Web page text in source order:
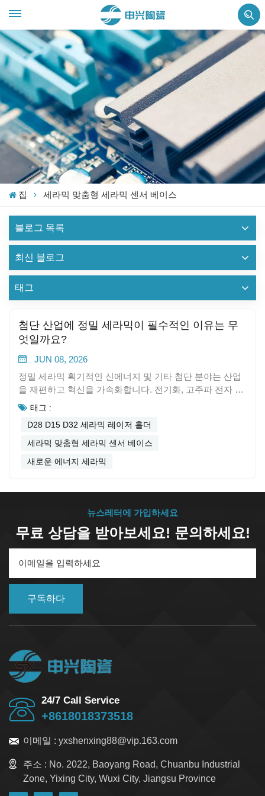
집 세라믹 맞춤형 세라믹 센서 베이스
블로그 목록
최신 블로그
태그
첨단 산업에 정밀 세라믹이 필수적인 이유는 무
엇일까요?
JUN 08, 2026
정밀 세라믹 획기적인 신에너지 및 기타 첨단 분야는 산업
을 재편하고 혁신을 가속화합니다. 전기화, 고주파 전자 장
치 및 지속 가능성에 대한 요구에 힘입어 시장이 빠르게 확
Technology Co., Ltd.)의 세라믹 센서 베이스는 센서의 신뢰
성과 내구성을 향상시켜 까다로운 환경에서의 혁신적인 발
성장률(%) 2026 105.12 해당 사항 없음 2031 146.13 6.81
여 항공우주, 의료, 전자 산업과 같은 분야에서 성능을 향상
힘입어 기술 세라믹의 세계 시장은 크게 성장할 것으로 예
상됩니다. 기술 세라믹은 친환경적인 솔루션을 제공하므로
다. 기술 세라믹 개요 속성 및 장점 첨단 엔지니어링 분야에
한 기계적, 열적, 전기적 성능을 제공하기 때문입니다. 금속
이나 고분자와는 달리, 기술 세라믹 내마모성이 뛰어나고
니다. 가벼운 구조와 우수한 경도 덕분에 까다로운 환경에
가공성이 우수하며 열/전기 전도성이 우수함 부식되기 쉽
고, 무겁고, 마찰에 의해 마모가 심함 고분자 가볍고 유연하
며 가공하기 쉽습니다. 내열성/내화학성이 낮고, 내마모성
뛰어나며 화학적으로 안정하고 열적으로 안정합니다. 취성
이 강하고 생산 비용이 높으며 정밀 가공이 필요합니다. 특
반적인 값/범위 경도 압입 및 마모에 대한 저항성 모스 경도
고온에서도 형태를 유지합니다. >1000°C 내화학성 산성,
염기성 및 산화 환경에서의 안정성 훌륭한 밀도 금속에 비
해 가볍습니다. 2.0–6.0 g/cm³ 전기적 특성 절연체 또는 반
태그 :
D28 D15 D32 세라믹 레이저 홀더
세라믹 맞춤형 세라믹 센서 베이스
새로운 에너지 세라믹
뉴스레터에 가입하세요
무료 상담을 받아보세요! 문의하세요!
구독하다
24/7 Call Service
+8618018373518
이메일 : yxshenxing88@vip.163.com
주소 : No. 2022, Baoyang Road, Chuanbu Industrial
Zone, Yixing City, Wuxi City, Jiangsu Province